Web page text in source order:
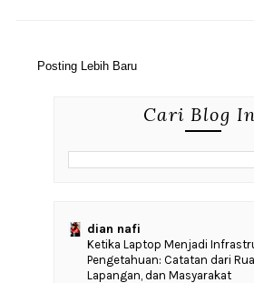
Posting Lebih Baru
Cari Blog
dian nafi
Ketika Laptop Menjadi
Pengetahuan: Catatan dari
Lapangan, dan Masyarakat